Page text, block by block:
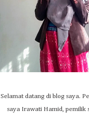
Selamat datang di blog saya.
saya Irawati Hamid, pemilik